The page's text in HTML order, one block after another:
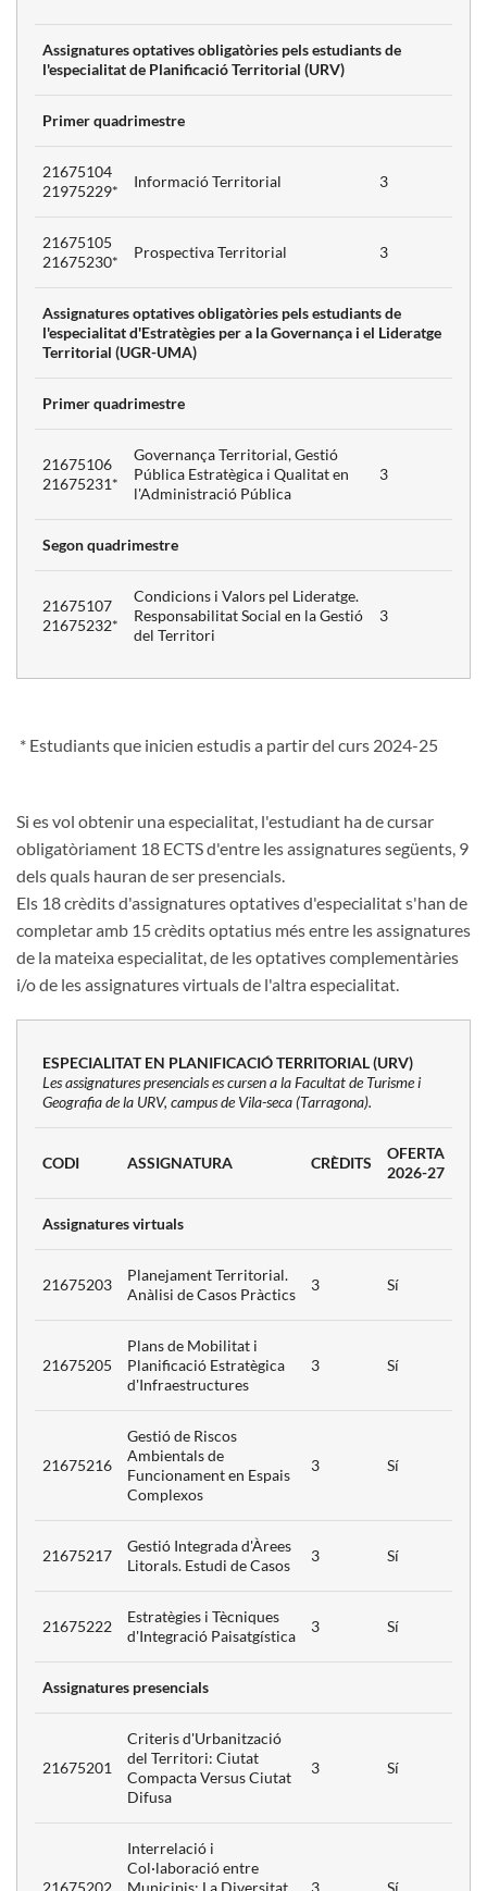
Assignatures optatives obligatòries pels estudiants de
l'especialitat de Planificació Territorial (URV)
Primer quadrimestre
21675104
21975229*
Informació Territorial 3
21675105
21675230*
Prospectiva Territorial 3
Assignatures optatives obligatòries pels estudiants de
l'especialitat d'Estratègies per a la Governança i el Lideratge
Territorial (UGR-UMA)
Primer quadrimestre
21675106
21675231*
Governança Territorial, Gestió
Pública Estratègica i Qualitat en
l'Administració Pública
3
Segon quadrimestre
21675107
21675232*
Condicions i Valors pel Lideratge.
Responsabilitat Social en la Gestió
del Territori
3
* Estudiants que inicien estudis a partir del curs 2024-25
Si es vol obtenir una especialitat, l'estudiant ha de cursar
obligatòriament 18 ECTS d'entre les assignatures següents, 9
dels quals hauran de ser presencials.
Els 18 crèdits d'assignatures optatives d'especialitat s'han de
completar amb 15 crèdits optatius més entre les assignatures
de la mateixa especialitat, de les optatives complementàries
i/o de les assignatures virtuals de l'altra especialitat.
ESPECIALITAT EN PLANIFICACIÓ TERRITORIAL (URV)
Les assignatures presencials es cursen a la Facultat de Turisme i
Geografia de la URV, campus de Vila-seca (Tarragona).
CODI ASSIGNATURA CRÈDITS
OFERTA
2026-27
Assignatures virtuals
21675203
Planejament Territorial.
Anàlisi de Casos Pràctics
3 Sí
21675205
Plans de Mobilitat i
Planificació Estratègica
d'Infraestructures
3 Sí
21675216
Gestió de Riscos
Ambientals de
Funcionament en Espais
Complexos
3 Sí
21675217
Gestió Integrada d'Àrees
Litorals. Estudi de Casos
3 Sí
21675222
Estratègies i Tècniques
d'Integració Paisatgística
3 Sí
Assignatures presencials
21675201
Criteris d'Urbanització
del Territori: Ciutat
Compacta Versus Ciutat
Difusa
3 Sí
21675202
Interrelació i
Col·laboració entre
Municipis: La Diversitat
3 Sí
3
Estudi
3
3
3
i
de
en
3
3
per al